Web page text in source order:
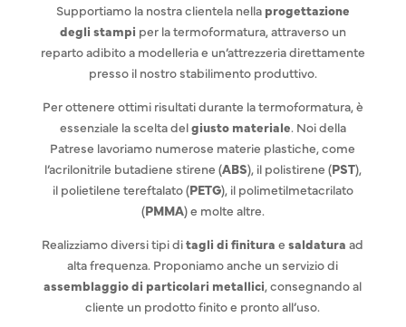
Supportiamo la nostra clientela nella progettazione
degli stampi per la termoformatura, attraverso un
reparto adibito a modelleria e un’attrezzeria direttamente
presso il nostro stabilimento produttivo.
Per ottenere ottimi risultati durante la termoformatura, è
essenziale la scelta delgiusto materiale. Noi della
Patrese lavoriamo numerose materie plastiche, come
l’acrilonitrile butadiene stirene (ABS), il polistirene (PST),
il polietilene tereftalato (PETG), il polimetilmetacrilato
(PMMA) e molte altre.
Realizziamo diversi tipi ditagli di finitura esaldatura ad
alta frequenza. Proponiamo anche un servizio di
assemblaggio di particolari metallici, consegnando al
cliente un prodotto finito e pronto all’uso.